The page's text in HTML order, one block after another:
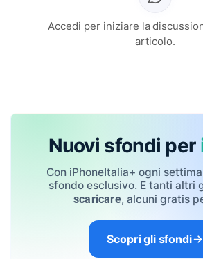
Accedi per iniziare la
articolo.
Nuovi sfondi per
Con iPhoneItalia+ ogni
sfondo esclusivo. E tanti altri
scaricare, alcuni gratis
Scopri gli sfondi